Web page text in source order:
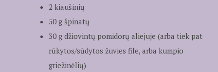
2 kiaušinių
50 g špinatų
30 g džiovintų pomidorų aliejuje (arba tiek pat
rūkytos/sūdytos žuvies file, arba kumpio
griežinėlių)